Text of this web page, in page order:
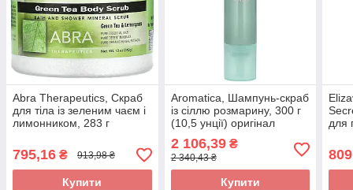
Abra Therapeutics, Скраб
для тіла із зеленим чаєм і
лимонником, 283 г
795,16 ₴ 913,98 ₴
Купити
Aromatica, Шампунь-скраб
із сіллю розмарину, 300 г
(10,5 унції) оригінал
2 106,39₴
2 340,43 ₴
Купити
для